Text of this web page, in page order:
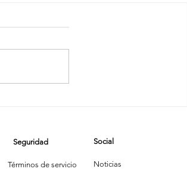
Más Bonito?
Seguridad
Términos de servicio
Social
Noticias